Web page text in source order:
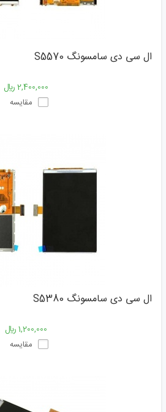
ال سی دی سامسونگ S5570
2,400,000 ﷼
مقایسه
ال سی دی سامسونگ S5380
1,200,000 ﷼
مقایسه